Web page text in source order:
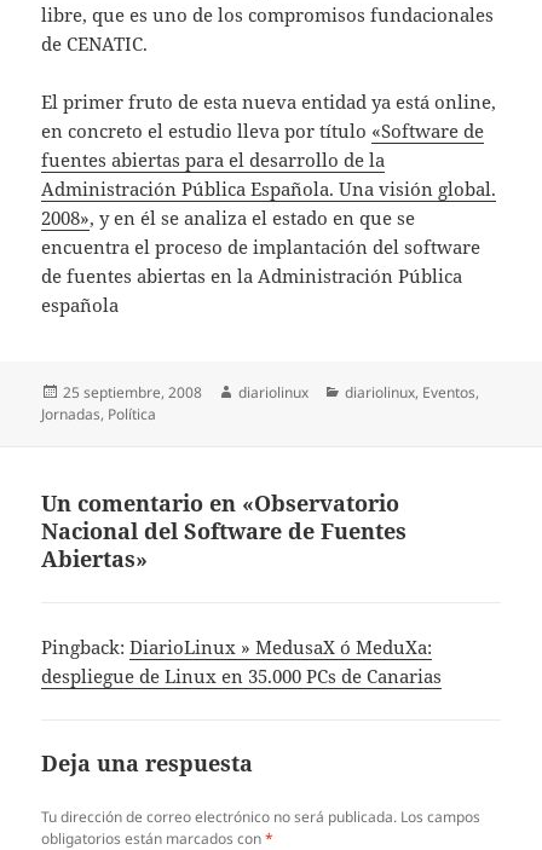
libre, que es uno de los compromisos fundacionales
de CENATIC.
El primer fruto de esta nueva entidad ya está online,
en concreto el estudio lleva por título «Software de
fuentes abiertas para el desarrollo de la
Administración Pública Española. Una visión global.
2008», y en él se analiza el estado en que se
encuentra el proceso de implantación del software
de fuentes abiertas en la Administración Pública
española
Publicado
el
25 septiembre, 2008 Autor
diariolinux Categorías
diariolinux, Eventos,
Jornadas, Política
Un comentario en «Observatorio
Nacional del Software de Fuentes
Abiertas»
Pingback:DiarioLinux » MedusaX ó MeduXa:
despliegue de Linux en 35.000 PCs de Canarias
Deja una respuesta
Tu dirección de correo electrónico no será publicada. Los campos
obligatorios están marcados con*